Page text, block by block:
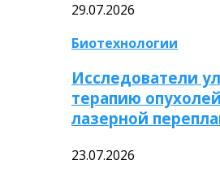
29.07.2026
Биотехнологии
Исследователи
терапию
лазерной
23.07.2026